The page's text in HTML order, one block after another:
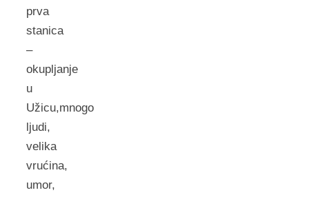
prva
stanica
–
okupljanje
u
Užicu,mnogo
ljudi,
velika
vrućina,
umor,